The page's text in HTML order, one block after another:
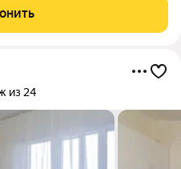
белые потолки, окна
из 24